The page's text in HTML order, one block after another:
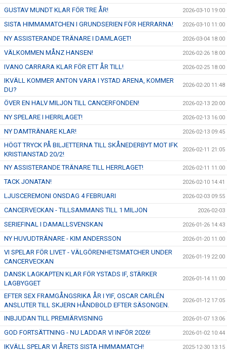
GUSTAV MUNDT KLAR FÖR TRE ÅR! 2026-03-10 19:00
SISTA HIMMAMATCHEN I GRUNDSERIEN FÖR HERRARNA! 2026-03-10 11:00
NY ASSISTERANDE TRÄNARE I DAMLAGET! 2026-03-04 18:00
VÄLKOMMEN MÅNZ HANSEN! 2026-02-26 18:00
IVANO CARRARA KLAR FÖR ETT ÅR TILL! 2026-02-25 18:00
IKVÄLL KOMMER ANTON VARA I YSTAD ARENA, KOMMER
DU?
2026-02-20 11:48
ÖVER EN HALV MILJON TILL CANCERFONDEN! 2026-02-13 20:00
NY SPELARE I HERRLAGET! 2026-02-13 16:00
NY DAMTRÄNARE KLAR! 2026-02-13 09:45
HÖGT TRYCK PÅ BILJETTERNA TILL SKÅNEDERBYT MOT IFK
KRISTIANSTAD 20/2!
2026-02-11 21:05
NY ASSISTERANDE TRÄNARE TILL HERRLAGET! 2026-02-11 11:00
TACK JONATAN! 2026-02-10 14:41
LJUSCEREMONI ONSDAG 4 FEBRUARI 2026-02-03 09:55
CANCERVECKAN - TILLSAMMANS TILL 1 MILJON 2026-02-03
SERIEFINAL I DAMALLSVENSKAN 2026-01-26 14:43
NY HUVUDTRÄNARE - KIM ANDERSSON 2026-01-20 11:00
VI SPELAR FÖR LIVET - VÄLGÖRENHETSMATCHER UNDER
CANCERVECKAN
2026-01-19 22:00
DANSK LAGKAPTEN KLAR FÖR YSTADS IF, STÄRKER
LAGBYGGET
2026-01-14 11:00
EFTER SEX FRAMGÅNGSRIKA ÅR I YIF, OSCAR CARLÉN
ANSLUTER TILL SKJERN HÅNDBOLD EFTER SÄSONGEN.
2026-01-12 17:05
INBJUDAN TILL PREMIÄRVISNING 2026-01-07 13:06
GOD FORTSÄTTNING - NU LADDAR VI INFÖR 2026! 2026-01-02 10:44
IKVÄLL SPELAR VI ÅRETS SISTA HIMMAMATCH! 2025-12-30 13:15